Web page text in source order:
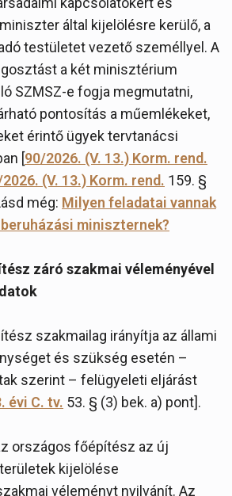
által kijelölésre kerülő, a
testületet vezető személlyel. A
a két minisztérium
SZMSZ-e fogja megmutatni,
pontosítás a műemlékeket,
érintő ügyek tervtanácsi
[90/2026. (V. 13.) Korm. rend.
(V. 13.) Korm. rend. 159. §
még: Milyen feladatai vannak
miniszternek?
záró szakmai véleményével
szakmailag irányítja az állami
és szükség esetén –
szerint – felügyeleti eljárást
évi C. tv. 53. § (3) bek. a) pont].
országos főépítész az új
kijelölése
véleményt nyilvánít. Az